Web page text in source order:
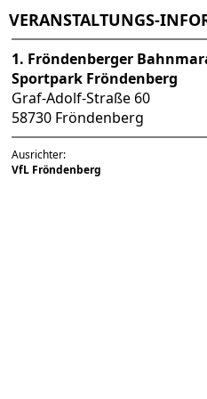
VERANSTALTUNGS-
1. Fröndenberger
Sportpark Fröndenberg
Graf-Adolf-Straße 60
58730 Fröndenberg
Ausrichter:
VfL Fröndenberg